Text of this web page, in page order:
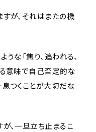
が、それはまたの機
な「焦り、追われる、
意味で自己否定的な
つくことが大切だな
、一旦立ち止まるこ